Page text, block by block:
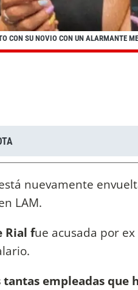
CON SU NOVIO CON UN ALARMANTE
nuevamente
LAM.
Rial fue acusada por
tantas empleadas que